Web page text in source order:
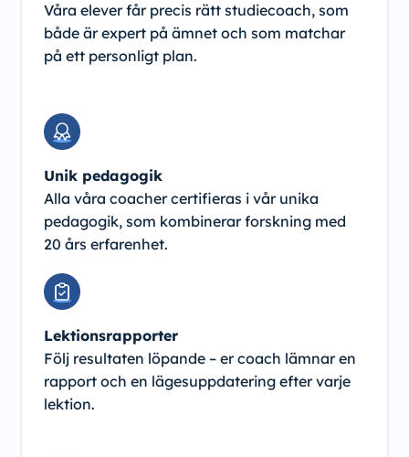
Våra elever får precis rätt studiecoach, som
både är expert på ämnet och som matchar
på ett personligt plan.
Unik pedagogik
Alla våra coacher certifieras i vår unika
pedagogik, som kombinerar forskning med
20 års erfarenhet.
Lektionsrapporter
Följ resultaten löpande – er coach lämnar en
rapport och en lägesuppdatering efter varje
lektion.